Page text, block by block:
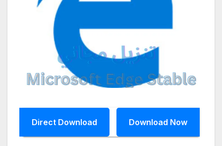
Download Now
Direct Download